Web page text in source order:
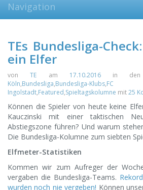
Navigation
TEs Bundesliga-
ein Elfer
vonTE am 17.10.2016in den
Köln,Bundesliga,Bundesliga-Klubs,FC
Ingolstadt,Featured,Spieltagskolumne mit25
Können die Spieler von heute keine
Kauczinski mit einer taktischen
Abstiegszone führen? Und warum
Die Bundesliga-Kolumne zum siebten
Elfmeter-Statistiken
Kommen wir zum Aufreger der
vergaben die Bundesliga-Teams.
wurden noch nie vergeben! Können